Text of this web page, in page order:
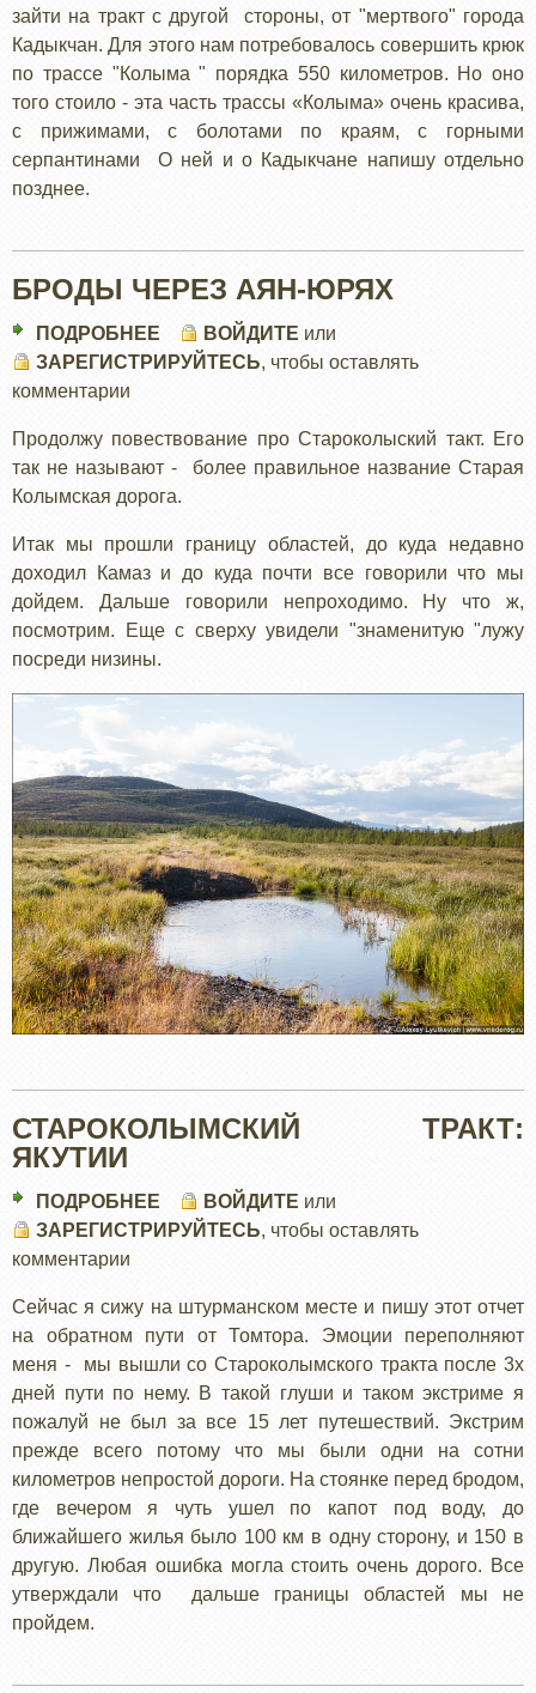
зайти на тракт с другой стороны, от "мертвого" города
Кадыкчан. Для этого нам потребовалось совершить крюк
по трассе "Колыма " порядка 550 километров. Но оно
того стоило - эта часть трассы «Колыма» очень красива,
с прижимами, с болотами по краям, с горными
серпантинами О ней и о Кадыкчане напишу отдельно
позднее.
БРОДЫ ЧЕРЕЗ АЯН-ЮРЯХ
ПОДРОБНЕЕ
БРОДЫ
ЮРЯХ
ВОЙДИТЕ или
ЗАРЕГИСТРИРУЙТЕСЬ, чтобы оставлять
комментарии
Продолжу повествование про Староколыский такт. Его
так не называют - более правильное название Старая
Колымская дорога.
Итак мы прошли границу областей, до куда недавно
доходил Камаз и до куда почти все говорили что мы
дойдем. Дальше говорили непроходимо. Ну что ж,
посмотрим. Еще с сверху увидели "знаменитую "лужу
посреди низины.
СТАРОКОЛЫМСКИЙ ТРАКТ:
ЯКУТИИ
ПОДРОБНЕЕ
СТАРОКОЛЫМСКИЙ
ВОЙДИТЕ или
ЗАРЕГИСТРИРУЙТЕСЬ, чтобы оставлять
комментарии
Сейчас я сижу на штурманском месте и пишу этот отчет
на обратном пути от Томтора. Эмоции переполняют
меня - мы вышли со Староколымского тракта после 3х
дней пути по нему. В такой глуши и таком экстриме я
пожалуй не был за все 15 лет путешествий. Экстрим
прежде всего потому что мы были одни на сотни
километров непростой дороги. На стоянке перед бродом,
где вечером я чуть ушел по капот под воду, до
ближайшего жилья было 100 км в одну сторону, и 150 в
другую. Любая ошибка могла стоить очень дорого. Все
утверждали что дальше границы областей мы не
пройдем.